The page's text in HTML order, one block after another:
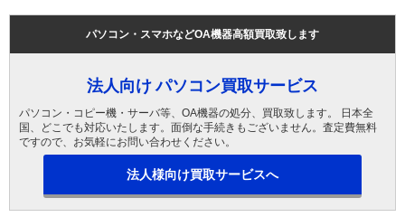
パソコン・スマホなどOA機器高額買取致します
法人向け パソコン買取サービス
パソコン・コピー機・サーバ等、OA機器の処分、買取致します。 日本全
国、どこでも対応いたします。面倒な手続きもございません。査定費無料
ですので、お気軽にお問い合わせください。
法人様向け買取サービスへ